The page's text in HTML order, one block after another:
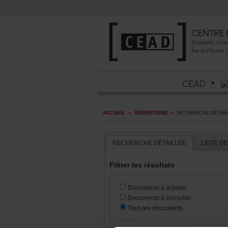
ACCUEIL » RÉPERTOIRE »
RECHERCHEDÉTAILLÉE
Filtrerlesrésultats
Documentsàacheter
Documentsàconsulter
Touslesdocuments